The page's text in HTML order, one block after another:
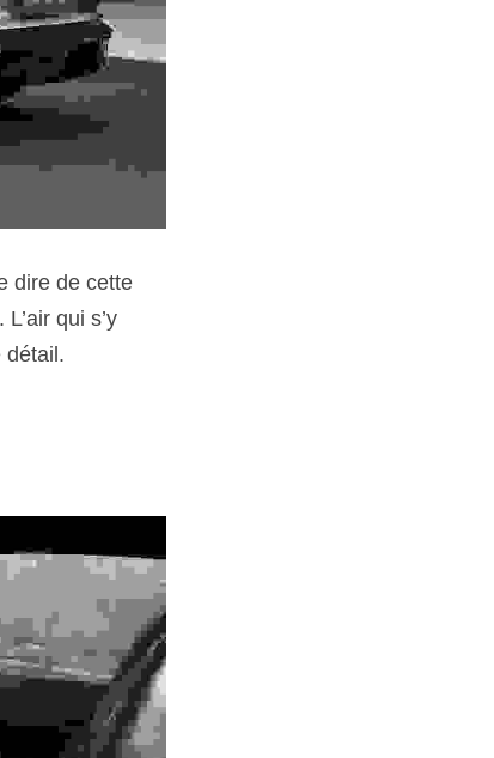
dire de cette
qui s’y
détail.